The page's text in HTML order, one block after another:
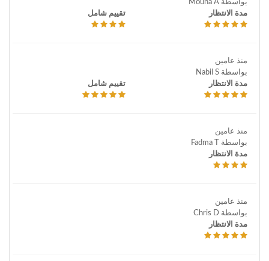
بواسطة Mouna A
مدة الانتظار
تقييم شامل
منذ عامين
بواسطة Nabil S
مدة الانتظار
تقييم شامل
منذ عامين
بواسطة Fadma T
مدة الانتظار
منذ عامين
بواسطة Chris D
مدة الانتظار